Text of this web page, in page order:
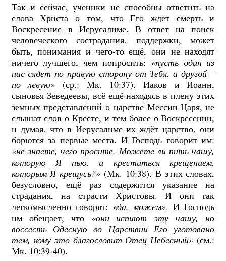
Так и сейчас, ученики не способны ответить на
слова Христа о том, что Его ждет смерть и
Воскресение в Иерусалиме. В ответ на поиск
человеческого сострадания, поддержки, может
быть, понимания и чего-то ещё, они не находят
ничего лучшего, чем попросить: «пусть один из
нас сядет по правую сторону от Тебя, а другой –
по левую»(ср.: Мк. 10:37). Иаков и Иоанн,
сыновья Зеведеевы, всё ещё находясь в плену этих
земных представлений о царстве Мессии-Царя, не
слышат слов о Кресте, и тем более о Воскресении,
и думая, что в Иерусалиме их ждёт царство, они
борются за первые места. И Господь говорит им:
«не знаете, чего просите. Можете ли пить чашу,
которую Я пью, и креститься крещением,
которым Я крещусь?» (Мк. 10:38). В этих словах,
безусловно, ещё раз содержится указание на
страдания, на страсти Христовы. И они так
легкомысленно говорят: «да, можем». И Господь
им обещает, что «они испиют эту чашу, но
воссесть Одесную во Царствии Его уготовано
тем, кому это благословит Отец Небесный» (см.:
Мк. 10:39-40).